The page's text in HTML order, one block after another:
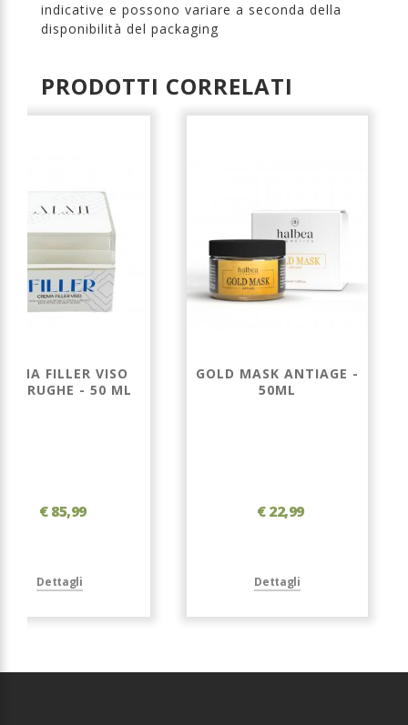
indicative e possono variare a seconda della
disponibilità del packaging
PRODOTTI CORRELATI
FILLER VISO
RUGHE - 50 ML
€ 85,99
Dettagli
GOLD MASK ANTIAGE -
50ML
€ 22,99
Dettagli